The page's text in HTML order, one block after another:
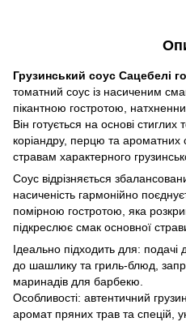
Грузинський соус Сацебелі
томатний соус із насиченим
пікантною гостротою,
Він готується на основі
коріандру, перцю та ароматних
стравам характерного
Соус відрізняється
насиченість гармонійно
помірною гостротою, яка
підкреслює смак основної
Ідеально підходить для:
до шашлику та гриль-блюд,
маринадів для барбекю.
Особливості: автентичний
аромат пряних трав та спецій,